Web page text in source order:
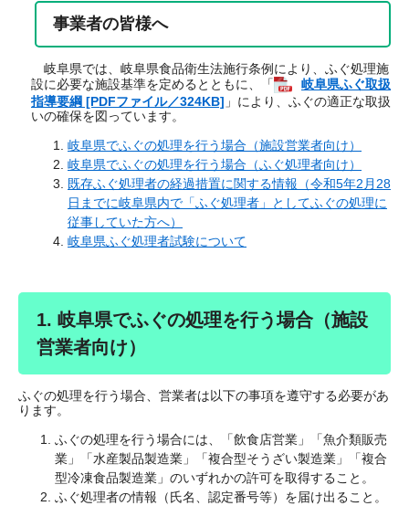
事業者の皆様へ
岐阜県では、岐阜県食品衛生法施行条例により、ふぐ処理施
設に必要な施設基準を定めるとともに、「
岐阜県ふぐ取扱
指導要綱 [PDFファイル／324KB] 」により、ふぐの適正な取扱
いの確保を図っています。
岐阜県でふぐの処理を行う場合（施設営業者向け）
岐阜県でふぐの処理を行う場合（ふぐ処理者向け）
既存ふぐ処理者の経過措置に関する情報（令和5年2月28
日までに岐阜県内で「ふぐ処理者」としてふぐの処理に
従事していた方へ）
岐阜県ふぐ処理者試験について
1. 岐阜県でふぐの処理を行う場合（施設
営業者向け）
ふぐの処理を行う場合、営業者は以下の事項を遵守する必要があ
ります。
ふぐの処理を行う場合には、「飲食店営業」「魚介類販売
業」「水産製品製造業」「複合型そうざい製造業」「複合
型冷凍食品製造業」のいずれかの許可を取得すること。
ふぐ処理者の情報（氏名、認定番号等）を届け出ること。